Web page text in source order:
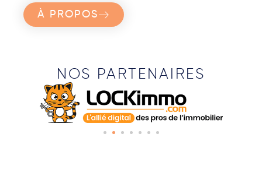
À PROPOS
NOS PARTENAIRES